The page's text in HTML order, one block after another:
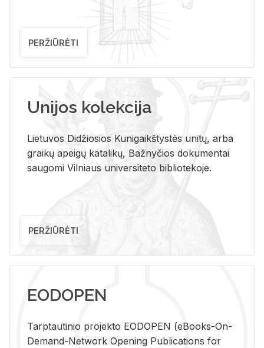
PERŽIŪRĖTI
Unijos kolekcija
Lietuvos Didžiosios Kunigaikštystės unitų, arba
graikų apeigų katalikų, Bažnyčios dokumentai
saugomi Vilniaus universiteto bibliotekoje.
PERŽIŪRĖTI
EODOPEN
Tarp­tau­ti­nio pro­jek­to EO­DO­PEN (eBo­oks-On-
De­mand-Ne­twork Ope­ning Pub­li­ca­tions for